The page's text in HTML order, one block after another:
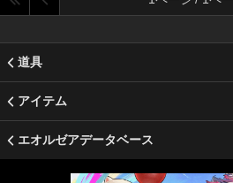
道具
アイテム
エオルゼアデータベース